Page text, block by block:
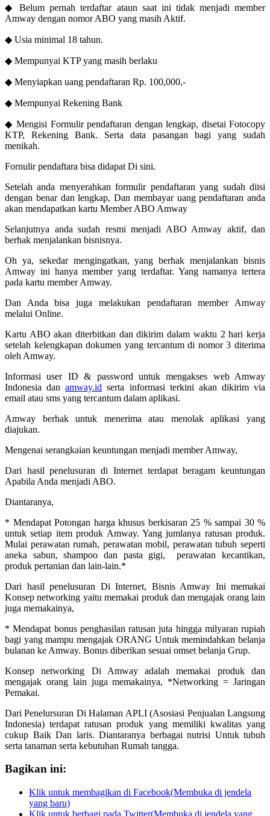
◆ Belum pernah terdaftar ataun saat ini tidak menjadi member
Amway dengan nomor ABO yang masih Aktif.
◆ Usia minimal 18 tahun.
◆ Mempunyai KTP yang masih berlaku
◆ Menyiapkan uang pendaftaran Rp. 100,000,-
◆ Mempunyai Rekening Bank
◆ Mengisi Formulir pendaftaran dengan lengkap, disetai Fotocopy
KTP, Rekening Bank. Serta data pasangan bagi yang sudah
menikah.
Fornulir pendaftara bisa didapat Di sini.
Setelah anda menyerahkan formulir pendaftaran yang sudah diisi
dengan benar dan lengkap, Dan membayar uang pendaftaran anda
akan mendapatkan kartu Member ABO Amway
Selanjutnya anda sudah resmi menjadi ABO Amway aktif, dan
berhak menjalankan bisnisnya.
Oh ya, sekedar mengingatkan, yang berhak menjalankan bisnis
Amway ini hanya member yang terdaftar. Yang namanya tertera
pada kartu member Amway.
Dan Anda bisa juga melakukan pendaftaran member Amway
melalui Online.
Kartu ABO akan diterbitkan dan dikirim dalam waktu 2 hari kerja
setelah kelengkapan dokumen yang tercantum di nomor 3 diterima
oleh Amway.
Informasi user ID & password untuk mengakses web Amway
Indonesia danamway.id serta informasi terkini akan dikirim via
email atau sms yang tercantum dalam aplikasi.
Amway berhak untuk menerima atau menolak aplikasi yang
diajukan.
Mengenai serangkaian keuntungan menjadi member Amway,
Dari hasil penelusuran di Internet terdapat beragam keuntungan
Apabila Anda menjadi ABO.
Diantaranya,
* Mendapat Potongan harga khusus berkisaran 25 % sampai 30 %
untuk setiap item produk Amway. Yang jumlanya ratusan produk.
Mulai perawatan rumah, perawatan mobil, perawatan tubuh seperti
aneka sabun, shampoo dan pasta gigi, perawatan kecantikan,
produk pertanian dan lain-lain.*
Dari hasil penelusuran Di Internet, Bisnis Amway Ini memakai
Konsep networking yaitu memakai produk dan mengajak orang lain
juga memakainya,
* Mendapat bonus penghasilan ratusan juta hingga milyaran rupiah
bagi yang mampu mengajak ORANG Untuk memindahkan belanja
bulanan ke Amway. Bonus diberikan sesuai omset belanja Grup.
Konsep networking Di Amway adalah memakai produk dan
mengajak orang lain juga memakainya, *Networking = Jaringan
Pemakai.
Dari Penelursuran Di Halaman APLI (Asosiasi Penjualan Langsung
Indonesia) terdapat ratusan produk yang memiliki kwalitas yang
cukup Baik Dan laris. Diantaranya berbagai nutrisi Untuk tubuh
serta tanaman serta kebutuhan Rumah tangga.
Bagikan ini:
Klik untuk membagikan di Facebook(Membuka di jendela
yang baru)
Klik untuk berbagi pada Twitter(Membuka di jendela yang